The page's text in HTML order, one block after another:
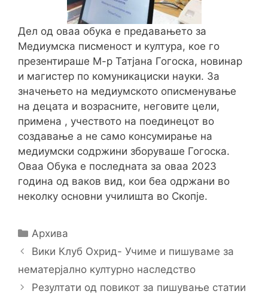
Дел од оваа обука е предавањето за
Медиумска писменост и култура, кое го
презентираше М-р Татјана Гогоска, новинар
и магистер по комуникациски науки. За
значењето на медиумското описменување
на децата и возрасните, неговите цели,
примена , учеството на поединецот во
создавање а не само консумирање на
медиумски содржини зборуваше Гогоска.
Оваа Обука е последната за оваа 2023
година од ваков вид, кои беа одржани во
неколку основни училишта во Скопје.
Categories
Архива
Post
navigation
Вики Клуб Охрид- Учиме и пишуваме за
нематерјално културно наследство
Резултати од повикот за пишување статии